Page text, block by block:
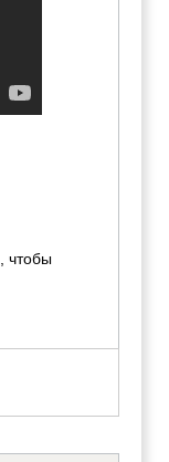
, чтобы